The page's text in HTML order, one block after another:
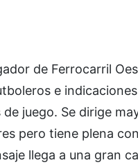
de Ferrocarril
e
de juego. Se dirige
pero tiene plena
llega a una gran